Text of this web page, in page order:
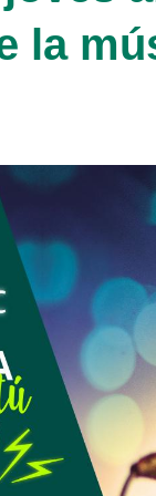
la